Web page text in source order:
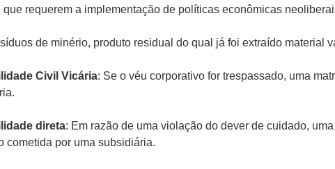
que requerem a implementação de políticas econômicas
de minério, produto residual do qual já foi extraído material
Civil Vicária: Se o véu corporativo for trespassado, uma
direta: Em razão de uma violação do dever de cuidado,
cometida por uma subsidiária.